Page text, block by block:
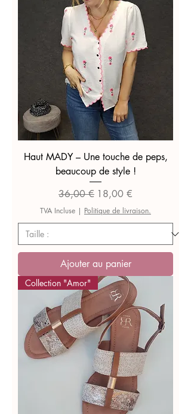
Haut MADY – Une touche de peps,
beaucoup de style !
Prix original
36,00 € Prix promotionnel
18,00 €
TVA Incluse | Politique de livraison.
Ajouter au panier
Collection "Amor"